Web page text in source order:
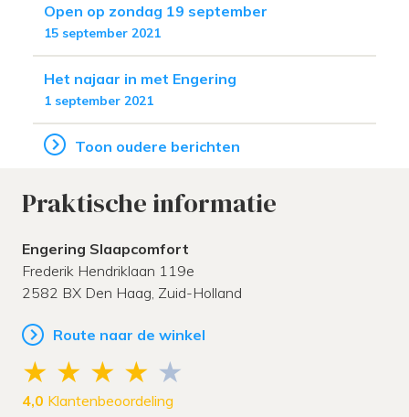
Open op zondag 19 september
15 september 2021
Het najaar in met Engering
1 september 2021
Toon oudere berichten
Praktische informatie
Engering Slaapcomfort
Frederik Hendriklaan 119e
2582 BX Den Haag, Zuid-Holland
Route naar de winkel
4,0 Klantenbeoordeling